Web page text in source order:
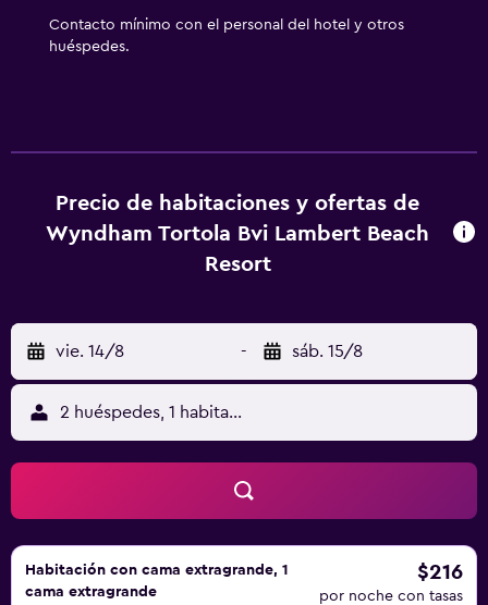
posible que se aplique un recargo).
Contacto mínimo con el personal del hotel y otros
huéspedes.
Precio de habitaciones y ofertas de
Wyndham Tortola Bvi Lambert Beach
Resort
vie. 14/8 - sáb. 15/8
2 huéspedes, 1 habitación
Habitación con cama extragrande, 1
cama extragrande
$216
por noche con tasas